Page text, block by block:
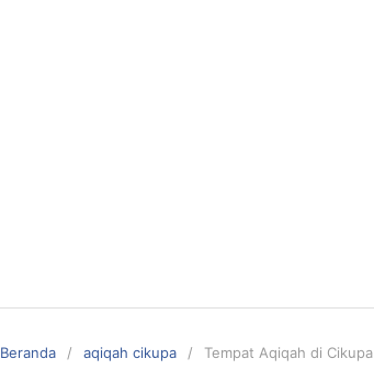
Beranda aqiqah cikupa Tempat Aqiqah di